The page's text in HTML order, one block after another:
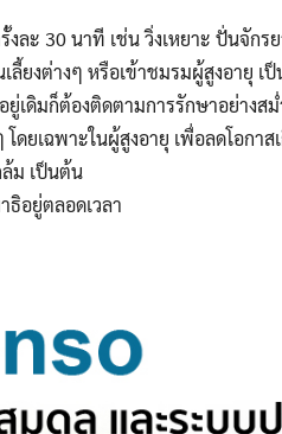
ละ 30 นาที เช่น วิ่งเหยาะ ปั่นจักร
ยงต่างๆ หรือเข้าชมรมผู้สูงอายุ เ
เดิมก็ต้องติดตามการรักษาอย่างสม่
ยเฉพาะในผู้สูงอายุ เพื่อลดโอกา
ล้ม เป็นต้น
อยู่ตลอดเวลา